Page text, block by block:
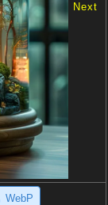
Next
WebP